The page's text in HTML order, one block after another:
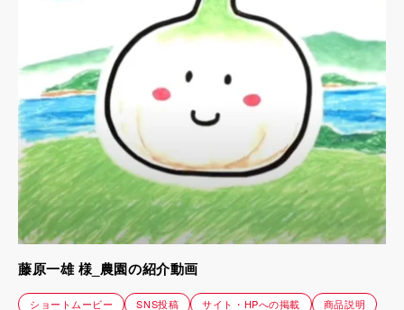
藤原一雄 様_農園の紹介動画
ショートムービー SNS投稿 サイト・HPへの掲載 商品説明